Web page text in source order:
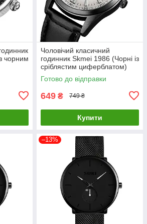
чорним
Чоловічий класичний
годинник Skmei 1986 (Чорні із
сріблястим циферблатом)
Готово до відправки
649 ₴ 749 ₴
Купити
–13%